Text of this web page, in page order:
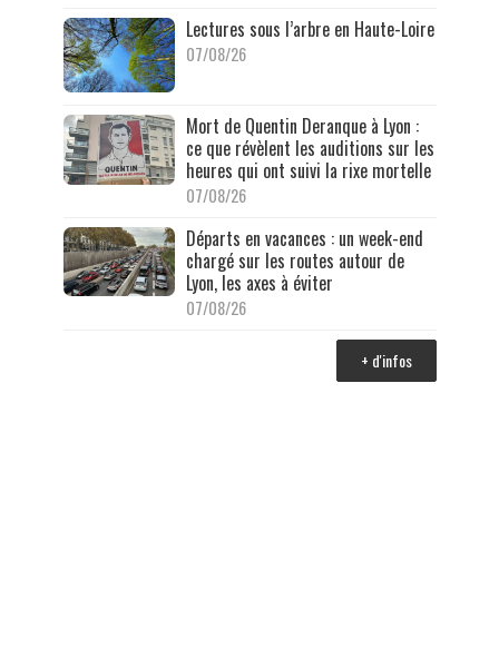
Lectures sous l’arbre en Haute-Loire
07/08/26
Mort de Quentin Deranque à Lyon :
ce que révèlent les auditions sur les
heures qui ont suivi la rixe mortelle
07/08/26
Départs en vacances : un week-end
chargé sur les routes autour de
Lyon, les axes à éviter
07/08/26
+ d'infos